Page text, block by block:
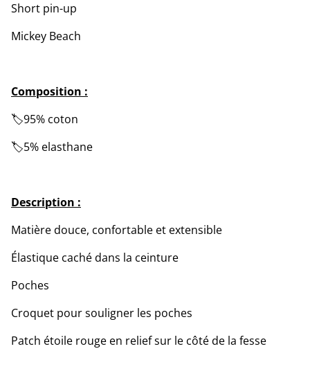
Short pin-up
Mickey Beach
Composition :
🏷️95% coton
🏷️5% elasthane
Description :
Matière douce, confortable et extensible
Élastique caché dans la ceinture
Poches
Croquet pour souligner les poches
Patch étoile rouge en relief sur le côté de la fesse